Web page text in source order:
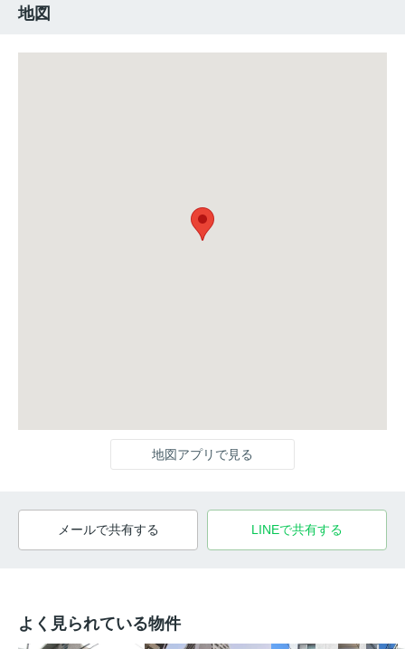
地図
地図アプリで見る
メールで共有する LINEで共有する
よく見られている物件